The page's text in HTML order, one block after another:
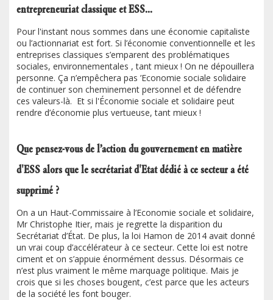
entrepreneuriat classique et ESS...
Pour l'instant nous sommes dans une économie capitaliste
ou l’actionnariat est fort. Si l’économie conventionnelle et les
entreprises classiques s’emparent des problématiques
sociales, environnementales , tant mieux ! On ne dépouillera
personne. Ça n’empêchera pas ’Economie sociale solidaire
de continuer son cheminement personnel et de défendre
ces valeurs-là. Et si l'Économie sociale et solidaire peut
rendre d’économie plus vertueuse, tant mieux !
Que pensez-vous de l’action du gouvernement en matière
d'ESS alors que le secrétariat d'Etat dédié à ce secteur a été
supprimé ?
On a un Haut-Commissaire à l’Economie sociale et solidaire,
Mr Christophe Itier, mais je regrette la disparition du
Secrétariat d’État. De plus, la loi Hamon de 2014 avait donné
un vrai coup d’accélérateur à ce secteur. Cette loi est notre
ciment et on s’appuie énormément dessus. Désormais ce
n’est plus vraiment le même marquage politique. Mais je
crois que si les choses bougent, c’est parce que les acteurs
de la société les font bouger.